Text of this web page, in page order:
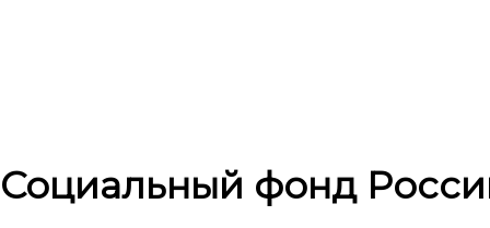
Социальный фонд